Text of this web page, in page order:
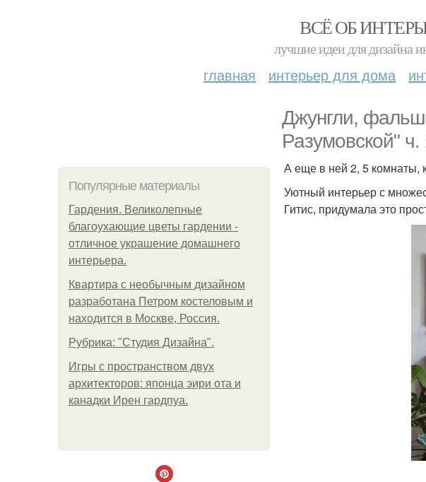
ВСЁ ОБ
лучшие идеи для дизайна
главная интерьер для дома
Джунгли,
Разумовской" ч.
Популярные материалы
Гардения. Великолепные
благоухающие цветы гардении -
отличное украшение домашнего
интерьера.
Квартира с необычным дизайном
разработана Петром костеловым и
находится в Москве, Россия.
Рубрика: "Студия Дизайна".
Игры с пространством двух
архитекторов: японца эири ота и
канадки Ирен гардпуа.
А еще в ней 2, 5 комнаты,
Уютный интерьер с
Гитис, придумала это